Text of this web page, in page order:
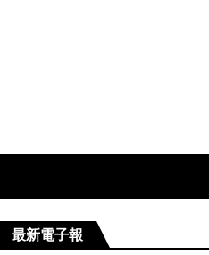
最新電子報